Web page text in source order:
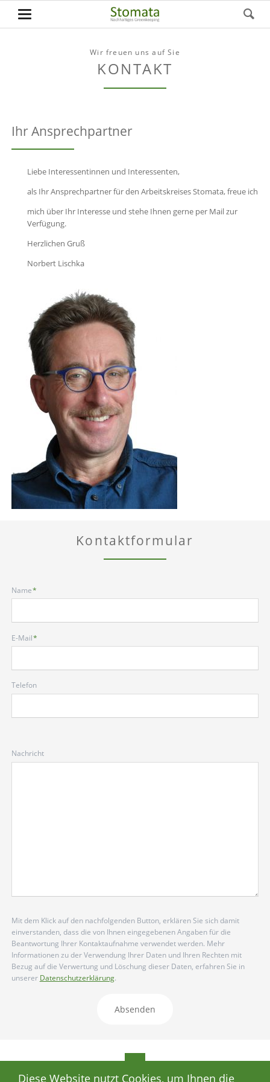
Wir freuen uns auf Sie
KONTAKT
Ihr Ansprechpartner
Liebe Interessentinnen und Interessenten,
als Ihr Ansprechpartner für den Arbeitskreises Stomata, freue ich
mich über Ihr Interesse und stehe Ihnen gerne per Mail zur
Verfügung.
Herzlichen Gruß
Norbert Lischka
Kontaktformular
Pflichtfeld
Name*
Pflichtfeld
E-Mail*
Telefon
Nachricht
Mit dem Klick auf den nachfolgenden Button, erklären Sie sich damit
einverstanden, dass die von Ihnen eingegebenen Angaben für die
Beantwortung Ihrer Kontaktaufnahme verwendet werden. Mehr
Informationen zu der Verwendung Ihrer Daten und Ihren Rechten mit
Bezug auf die Verwertung und Löschung dieser Daten, erfahren Sie in
unserer Datenschutzerklärung.
Absenden
Diese Website nutzt Cookies, um Ihnen die